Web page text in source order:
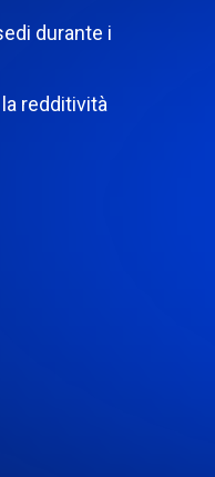
durante i
redditività